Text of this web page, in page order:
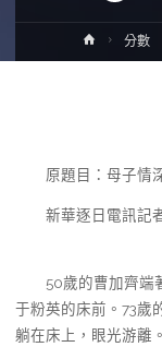
Home分數
原題目：母子情深
新華逐日電訊記
50歲的曹加齊端著
于粉英的床前。73歲
躺在床上，眼光游離。